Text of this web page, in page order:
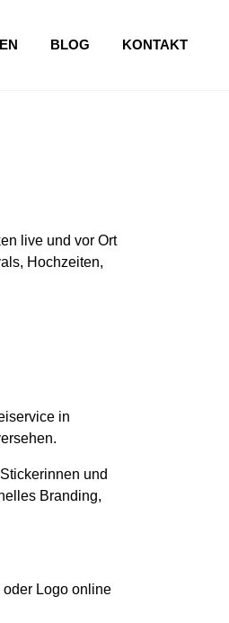
BLOG KONTAKT
live und vor Ort
Hochzeiten,
in
und
Branding,
Logo online